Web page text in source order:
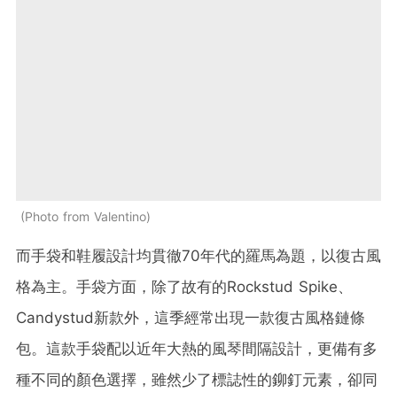
Photo from Valentino
而手袋和鞋履設計均貫徹70年代的羅馬為題，以復古風
格為主。手袋方面，除了故有的Rockstud Spike、
Candystud新款外，這季經常出現一款復古風格鏈條
包。這款手袋配以近年大熱的風琴間隔設計，更備有多
種不同的顏色選擇，雖然少了標誌性的鉚釘元素，卻同